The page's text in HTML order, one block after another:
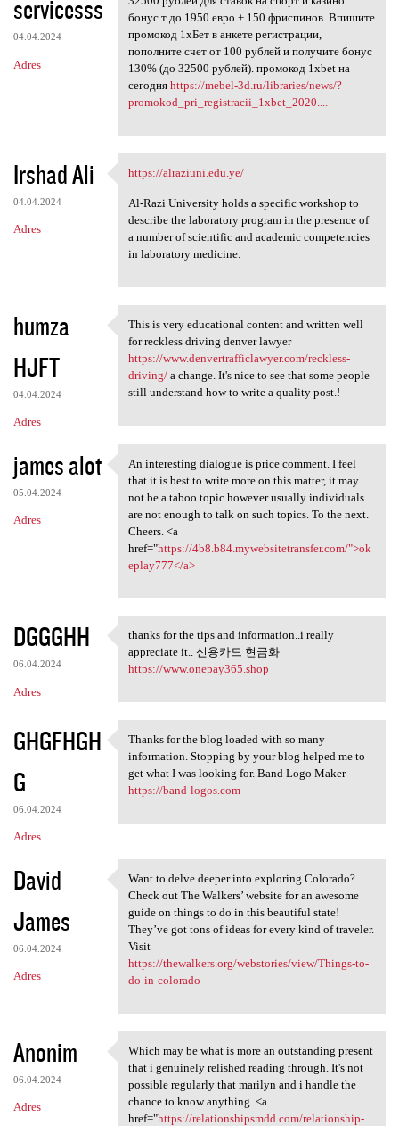
servicesss
04.04.2024
Adres
бонус т до 1950 евро + 150 фриспинов. Впишите
промокод 1хБет в анкете регистрации,
пополните счет от 100 рублей и получите бонус
130% (до 32500 рублей). промокод 1xbet на
сегодня https://mebel-3d.ru/libraries/news/?
promokod_pri_registracii_1xbet_2020....
Irshad Ali
04.04.2024
Adres
https://alraziuni.edu.ye/
https://alraziuni.edu.ye/
Al-Razi University holds a specific workshop to
describe the laboratory program in the presence of
a number of scientific and academic competencies
in laboratory medicine.
humza
HJFT
04.04.2024
Adres
This is very educational
This is very educational content and written well
for reckless driving denver lawyer
https://www.denvertrafficlawyer.com/reckless-
driving/a change. It's nice to see that some people
still understand how to write a quality post.!
james alot
05.04.2024
Adres
An interesting dialogue is
An interesting dialogue is price comment. I feel
that it is best to write more on this matter, it may
not be a taboo topic however usually individuals
are not enough to talk on such topics. To the next.
Cheers. <a
href="https://4b8.b84.mywebsitetransfer.com/">ok
eplay777</a>
DGGGHH
06.04.2024
Adres
thanks for the tips and
thanks for the tips and information..i really
appreciate it.. 신용카드 현금화
https://www.onepay365.shop
GHGFHGH
G
06.04.2024
Adres
Thanks for the blog loaded
Thanks for the blog loaded with so many
information. Stopping by your blog helped me to
get what I was looking for. Band Logo Maker
https://band-logos.com
David
James
06.04.2024
Adres
Want to delve deeper into
Want to delve deeper into exploring Colorado?
Check out The Walkers’ website for an awesome
guide on things to do in this beautiful state!
They’ve got tons of ideas for every kind of traveler.
Visit
https://thewalkers.org/webstories/view/Things-to-
do-in-colorado
Anonim
06.04.2024
Adres
Which may be what is more an
Which may be what is more an outstanding present
that i genuinely relished reading through. It's not
possible regularly that marilyn and i handle the
chance to know anything. <a
href="https://relationshipsmdd.com/relationship-